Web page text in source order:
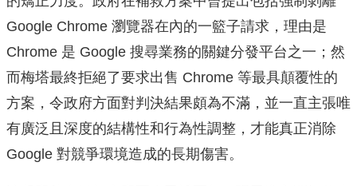
Google Chrome 瀏覽器在內的一籃子請求，理由是
Chrome 是 Google 搜尋業務的關鍵分發平台之一；然
而梅塔最終拒絕了要求出售 Chrome 等最具顛覆性的
方案，令政府方面對判決結果頗為不滿，並一直主張唯
有廣泛且深度的結構性和行為性調整，才能真正消除
Google 對競爭環境造成的長期傷害。